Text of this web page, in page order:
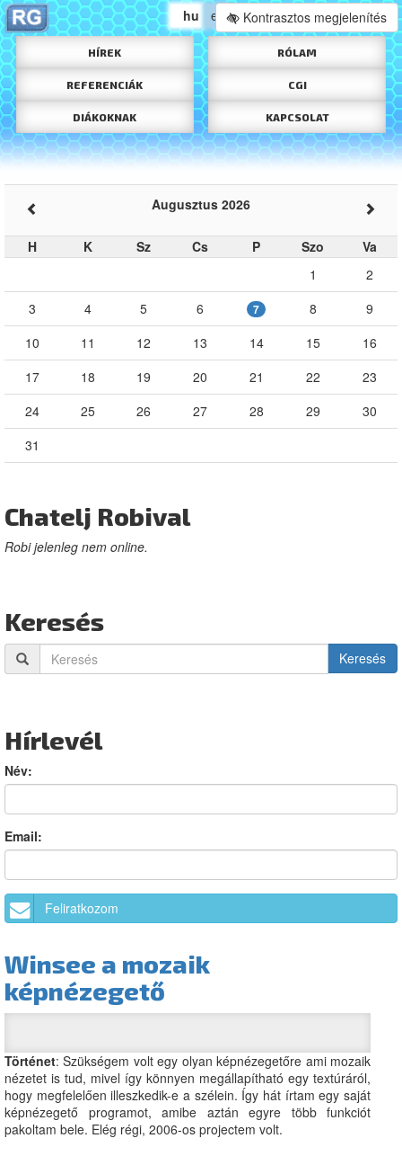
hu en Kontrasztos megjelenítés
HÍREK RÓLAM
REFERENCIÁK CGI
DIÁKOKNAK KAPCSOLAT
Augusztus 2026
H K Sz Cs P Szo
Va
1
2
3
4 5 6 7 8
9
10
11 12 13 14 15
16
17
18 19 20 21 22
23
24
25 26 27 28 29
30
31
Chatelj Robival
Robi jelenleg nem online.
Keresés
Keresés
Hírlevél
Név:
Email:
Feliratkozom
Winsee a mozaik
képnézegető
Történet: Szükségem volt egy olyan képnézegetőre ami mozaik
nézetet is tud, mivel így könnyen megállapítható egy textúráról,
hogy megfelelően illeszkedik-e a szélein. Így hát írtam egy saját
képnézegető programot, amibe aztán egyre több funkciót
pakoltam bele. Elég régi, 2006-os projectem volt.